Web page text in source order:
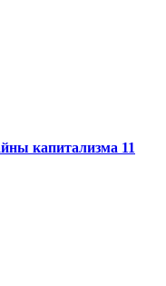
капитализма 11